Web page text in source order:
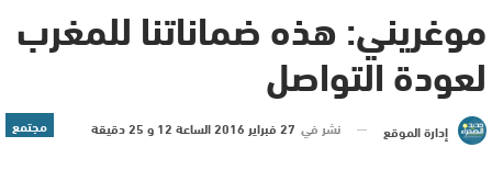
موغريني: هذه ضماناتنا للمغرب
لعودة التواصل
مجتمع إدارة الموقع نشر في 27 فبراير 2016 الساعة 12 و 25 دقيقة